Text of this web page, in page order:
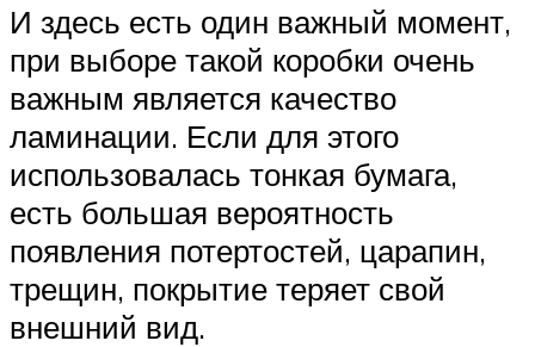
И здесь есть один важный момент,
при выборе такой коробки очень
важным является качество
ламинации. Если для этого
использовалась тонкая бумага,
есть большая вероятность
появления потертостей, царапин,
трещин, покрытие теряет свой
внешний вид.